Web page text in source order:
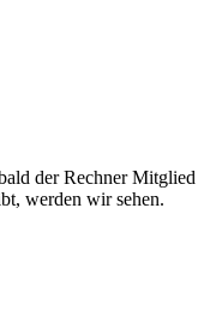
der Rechner
werden wir sehen.